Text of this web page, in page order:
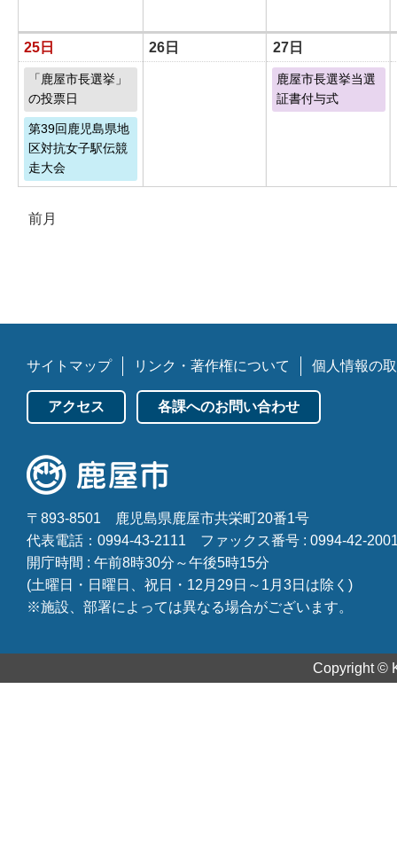
25日 26日 27日
「鹿屋市長選挙」
の投票日
鹿屋市長選挙当選
証書付与式
第39回鹿児島県地
区対抗女子駅伝競
走大会
前月
サイトマップ リンク・著作権について 個人情報の
アクセス 各課へのお問い合わせ
〒893-8501
鹿児島県鹿屋市共栄町20番1号
代表電話：0994-43-2111
ファックス番号 : 0994-42-
開庁時間 : 午前8時30分～午後5時15分
(土曜日・日曜日、祝日・12月29日～1月3日は除く)
※施設、部署によっては異なる場合がございます。
Copyright ©